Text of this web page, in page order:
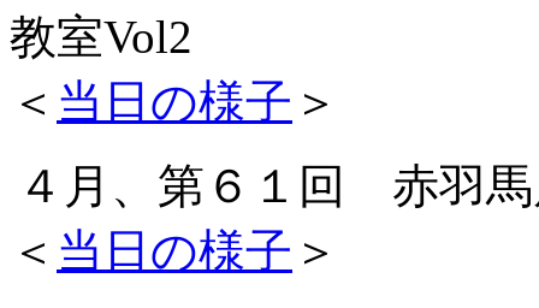
教室Vol2
＜ 当日の様子 ＞
４月、第６１回 赤羽
＜ 当日の様子 ＞